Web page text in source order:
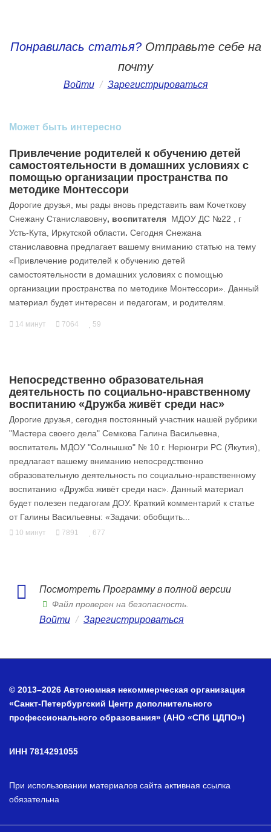
Понравилась статья?Отправьте себе на
почту
Войти / Зарегистрироваться
Может быть интересно
Привлечение родителей к обучению детей
самостоятельности в домашних условиях с
помощью организации пространства по
методике Монтессори
Дорогие друзья, мы рады вновь представить вам Кочеткову
Снежану Станиславовну, воспитателя МДОУ ДС №22 , г
Усть-Кута, Иркутской области. Сегодня Снежана
станиславовна предлагает вашему вниманию статью на тему
«Привлечение родителей к обучению детей
самостоятельности в домашних условиях с помощью
организации пространства по методике Монтессори». Данный
материал будет интересен и педагогам, и родителям.
14 минут 7064 59
Непосредственно образовательная
деятельность по социально-нравственному
воспитанию «Дружба живёт среди нас»
Дорогие друзья, сегодня постоянный участник нашей рубрики
"Мастера своего дела" Семкова Галина Васильевна,
воспитатель МДОУ "Солнышко" № 10 г. Нерюнгри РС (Якутия),
предлагает вашему вниманию непосредственно
образовательную деятельность по социально-нравственному
воспитанию «Дружба живёт среди нас». Данный материал
будет полезен педагогам ДОУ. Краткий комментарий к статье
от Галины Васильевны: «Задачи: обобщить...
10 минут 7891 677
Посмотреть Программу в полной версии
Файл проверен на безопасность.
Войти / Зарегистрироваться
© 2013–2026 Автономная некоммерческая организация
«Санкт-Петербургский Центр дополнительного
профессионального образования» (АНО «СПб ЦДПО»)
ИНН 7814291055
При использовании материалов сайта активная ссылка
обязательна